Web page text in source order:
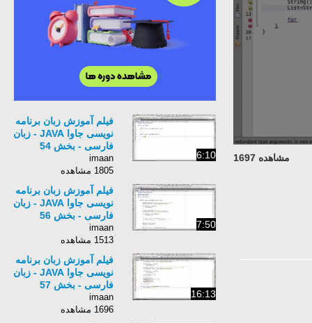
مشاهده 1697 6:10
فیلم آموزش زبان برنامه
نویسی جاوا JAVA - زبان
فارسی - بخش 54
imaan
1805 مشاهده
7:50
فیلم آموزش زبان برنامه
نویسی جاوا JAVA - زبان
فارسی - بخش 56
imaan
1513 مشاهده
16:13
فیلم آموزش زبان برنامه
نویسی جاوا JAVA - زبان
فارسی - بخش 57
imaan
1696 مشاهده